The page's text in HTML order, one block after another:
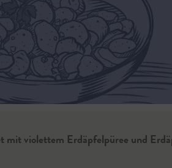
mit violettem Erdäpfelpüree und